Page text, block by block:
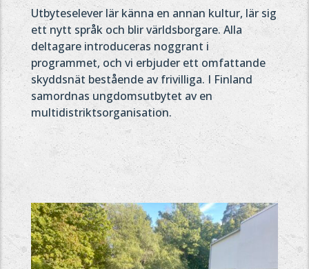
Utbyteselever lär känna en annan kultur, lär sig
ett nytt språk och blir världsborgare. Alla
deltagare introduceras noggrant i
programmet, och vi erbjuder ett omfattande
skyddsnät bestående av frivilliga. I Finland
samordnas ungdomsutbytet av en
multidistriktsorganisation.